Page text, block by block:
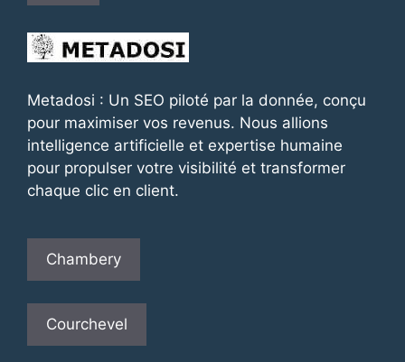
Metadosi : Un SEO piloté par la donnée, conçu
pour maximiser vos revenus. Nous allions
intelligence artificielle et expertise humaine
pour propulser votre visibilité et transformer
chaque clic en client.
Chambery
Courchevel